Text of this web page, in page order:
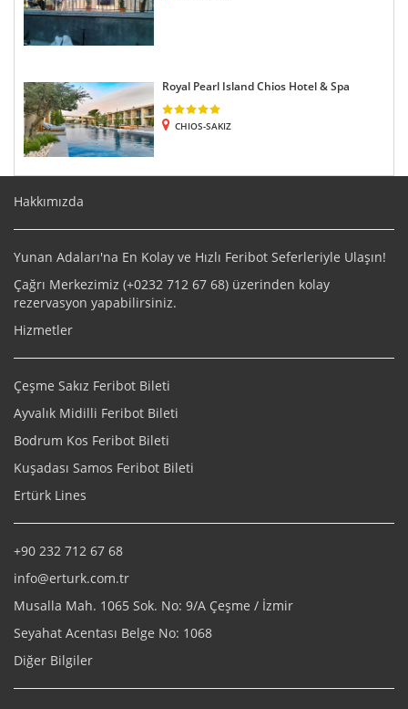
Royal Pearl Island Chios Hotel & Spa
CHIOS-SAKIZ
Hakkımızda
Yunan Adaları'na En Kolay ve Hızlı Feribot Seferleriyle Ulaşın!
Çağrı Merkezimiz (+0232 712 67 68) üzerinden kolay
rezervasyon yapabilirsiniz.
Hizmetler
Çeşme Sakız Feribot Bileti
Ayvalık Midilli Feribot Bileti
Bodrum Kos Feribot Bileti
Kuşadası Samos Feribot Bileti
Ertürk Lines
+90 232 712 67 68
info@erturk.com.tr
Musalla Mah. 1065 Sok. No: 9/A Çeşme / İzmir
Seyahat Acentası Belge No: 1068
Diğer Bilgiler